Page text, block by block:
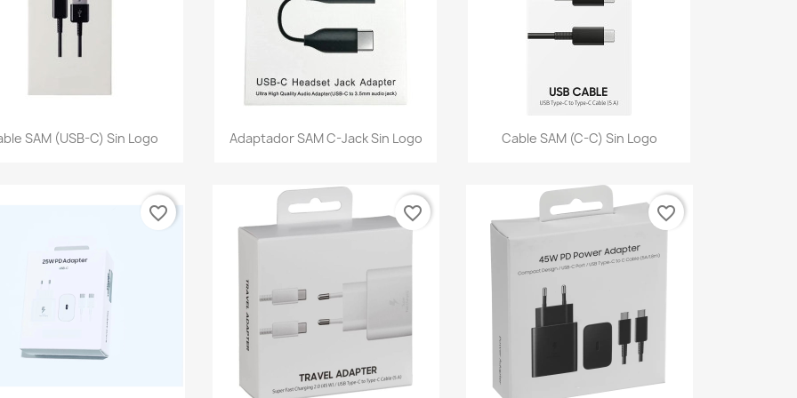
Vista rápida
SAM (USB-C) Sin Logo Vista rápida
Adaptador SAM C-Jack Sin Logo Vista rápida
Cable SAM (C-C) Sin Logo
favorite_border favorite_border favorite_border